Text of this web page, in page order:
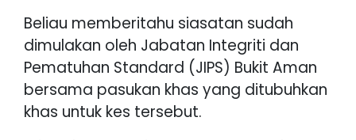
Beliau memberitahu siasatan sudah
dimulakan oleh Jabatan Integriti dan
Pematuhan Standard (JIPS) Bukit Aman
bersama pasukan khas yang ditubuhkan
khas untuk kes tersebut.